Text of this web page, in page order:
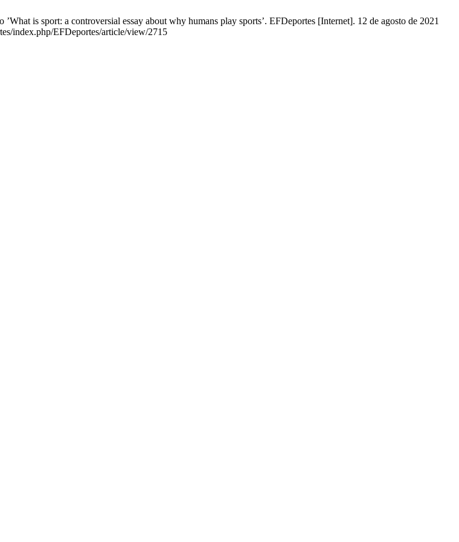
is sport: a controversial essay about why humans play sports’. EFDeportes [Internet]. 12 de agosto de 2021
index.php/EFDeportes/article/view/2715